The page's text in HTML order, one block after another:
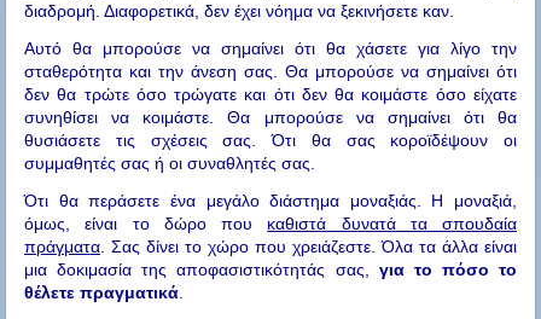
διαδρομή. Διαφορετικά, δεν έχει νόημα να ξεκινήσετε καν.
Αυτό θα μπορούσε να σημαίνει ότι θα χάσετε για λίγο την
σταθερότητα και την άνεση σας. Θα μπορούσε να σημαίνει ότι
δεν θα τρώτε όσο τρώγατε και ότι δεν θα κοιμάστε όσο είχατε
συνηθίσει να κοιμάστε. Θα μπορούσε να σημαίνει ότι θα
θυσιάσετε τις σχέσεις σας. Ότι θα σας κοροϊδέψουν οι
συμμαθητές σας ή οι συναθλητές σας.
Ότι θα περάσετε ένα μεγάλο διάστημα μοναξιάς. Η μοναξιά,
όμως, είναι το δώρο που καθιστά δυνατά τα σπουδαία
πράγματα . Σας δίνει το χώρο που χρειάζεστε. Όλα τα άλλα είναι
μια δοκιμασία της αποφασιστικότητάς σας, για το πόσο το
θέλετε πραγματικά